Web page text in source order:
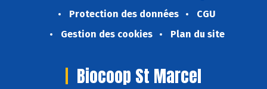
Protection des données
CGU
Gestion des cookies
Plan du site
Biocoop St Marcel